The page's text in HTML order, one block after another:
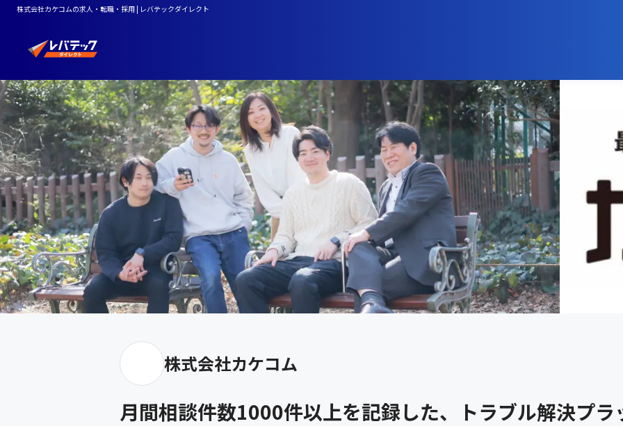
株式会社カケコムの求人・転職・採用 | レバテックダイレクト
株式会社カケコム
月間相談件数1000件以上を記録した、トラブル解決プラ